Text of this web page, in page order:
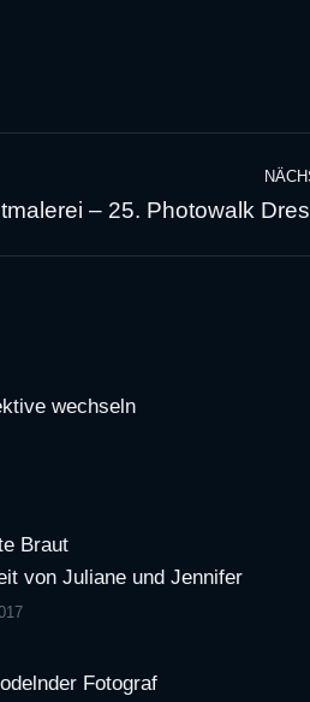
– 25. Photowalk
wechseln
Braut
von Juliane und Jennifer
Fotograf